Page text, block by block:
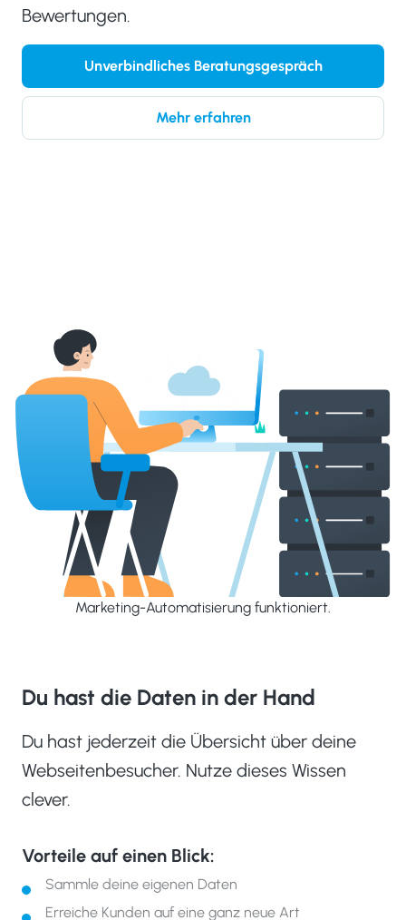
Bewertungen.
Unverbindliches Beratungsgespräch
Mehr erfahren
Du hast die Daten in der Hand
Du hast jederzeit die Übersicht über deine
Webseitenbesucher. Nutze dieses Wissen
clever.
Vorteile auf einen Blick:
Sammle deine eigenen Daten
Erreiche Kunden auf eine ganz neue Art
Marketing-Automatisierung funktioniert.